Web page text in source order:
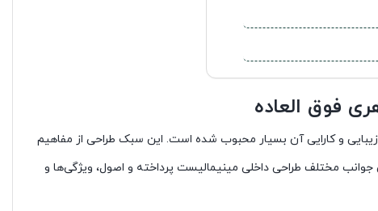
و کارایی آن بسیار محبوب شده است. این سبک طراحی از مفاهیم
مختلف طراحی داخلی مینیمالیست پرداخته و اصول، ویژگی‌ها و